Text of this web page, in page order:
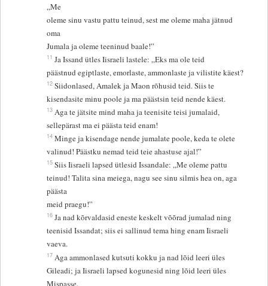
„Me
oleme sinu vastu pattu teinud, sest me oleme maha jätnud
oma
Jumala ja oleme teeninud baale!”
11 Ja Issand ütles Iisraeli lastele: „Eks ma ole teid
päästnud egiptlaste, emorlaste, ammonlaste ja vilistite käest?
12 Siidonlased, Amalek ja Maon rõhusid teid. Siis te
kisendasite minu poole ja ma päästsin teid nende käest.
13 Aga te jätsite mind maha ja teenisite teisi jumalaid,
sellepärast ma ei päästa teid enam!
14 Minge ja kisendage nende jumalate poole, keda te olete
valinud! Päästku nemad teid teie ahastuse ajal!”
15 Siis Iisraeli lapsed ütlesid Issandale: „Me oleme pattu
teinud! Talita sina meiega, nagu see sinu silmis hea on, aga
päästa
meid praegu!”
16 Ja nad kõrvaldasid eneste keskelt võõrad jumalad ning
teenisid Issandat; siis ei sallinud tema hing enam Iisraeli
vaeva.
17 Aga ammonlased kutsuti kokku ja nad lõid leeri üles
Gileadi; ja Iisraeli lapsed kogunesid ning lõid leeri üles
Mispasse.